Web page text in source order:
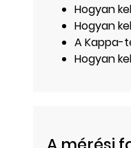
Hogyan
Hogyan
A Kappa-
Hogyan